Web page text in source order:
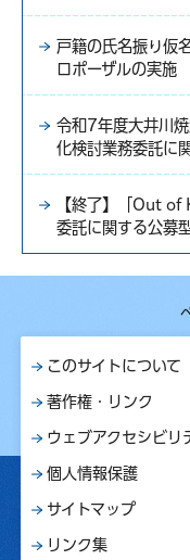
戸籍の氏名振り仮
ロポーザルの実施
令和7年度大井川
化検討業務委託に
【終了】「Out
委託に関する公募
このサイトについて
著作権・リンク
ウェブアクセシビリ
個人情報保護
サイトマップ
リンク集